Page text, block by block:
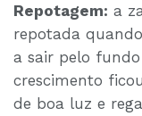
Repotagem: a
repotada
a sair pelo
crescimento
de boa luz e